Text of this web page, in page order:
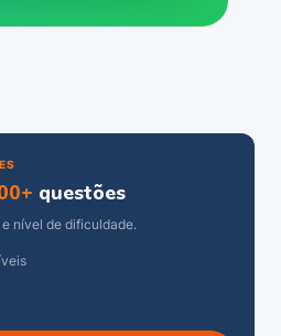
questões
nível de dificuldade.